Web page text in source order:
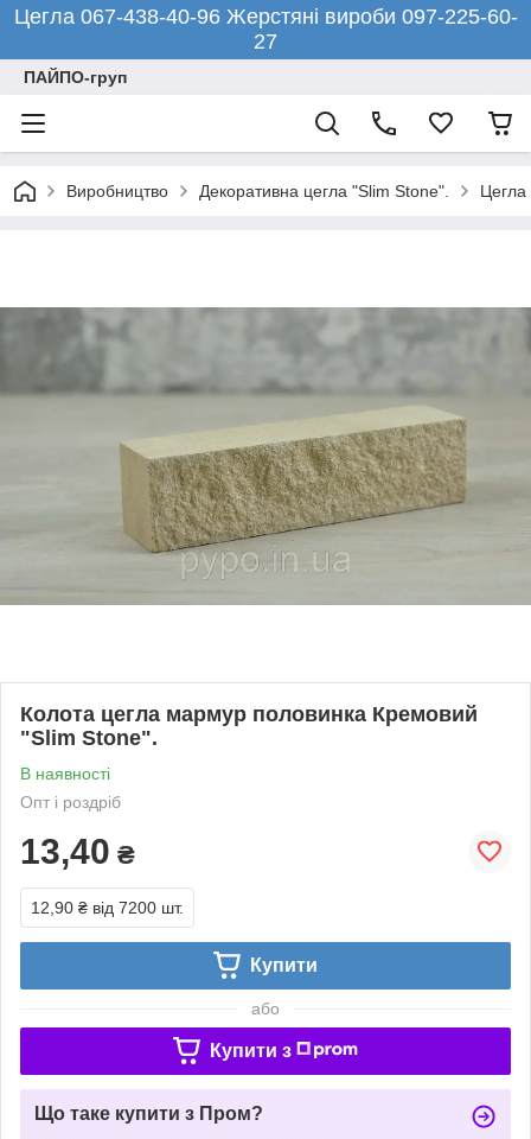
Цегла 067-438-40-96 Жерстяні вироби 097-225-60-
27
ПАЙПО-груп
Виробництво Декоративна цегла "Slim Stone". Цегла
Колота цегла мармур половинка Кремовий
"Slim Stone".
В наявності
Опт і роздріб
13,40 ₴
12,90 ₴ від 7200 шт.
Купити
або
Купити з
Що таке купити з Пром?